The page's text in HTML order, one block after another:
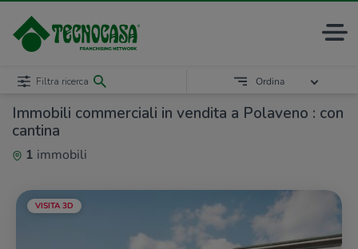
Immobili commerciali in vendita a Polaveno : con
cantina
1 immobili
Filtra ricerca Ordina
VISITA 3D